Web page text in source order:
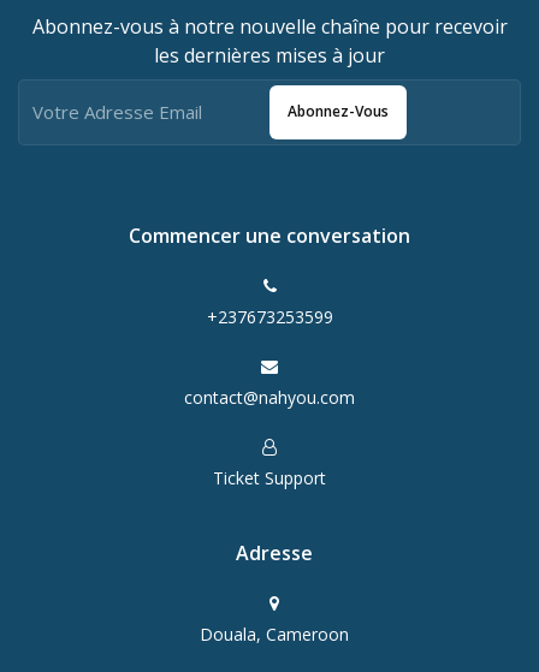
Abonnez-vous à notre nouvelle chaîne pour recevoir
les dernières mises à jour
Abonnez-Vous
Commencer une conversation
+237673253599
contact@nahyou.com
Ticket Support
Adresse
Douala, Cameroon